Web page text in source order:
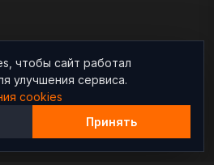
чтобы сайт работал
улучшения сервиса.
cookies
Принять